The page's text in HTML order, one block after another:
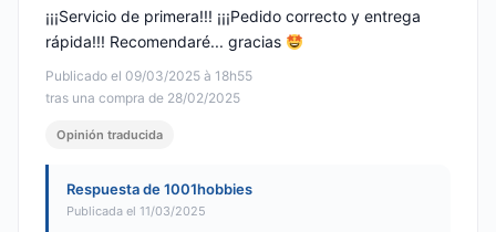
Publicado el 09/03/2025 à 18h55
tras una compra de 28/02/2025
¡¡¡Servicio de primera!!! ¡¡¡Pedido correcto y entrega
rápida!!! Recomendaré... gracias
Opinión traducida
Respuesta de 1001hobbies
Publicada el 11/03/2025